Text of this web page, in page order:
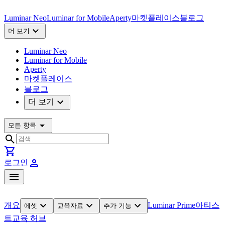
Luminar NeoLuminar for MobileAperty마켓플레이스블로그
더 보기 expand_more
Luminar Neo
Luminar for Mobile
Aperty
마켓플레이스
블로그
더 보기
expand_more
모든 항목 arrow_drop_down
search
shopping_cart
로그인 person
menu
개요 에셋 expand_more 교육자료 expand_more 추가 기능 expand_more Luminar Prime아티스
트 교육 허브